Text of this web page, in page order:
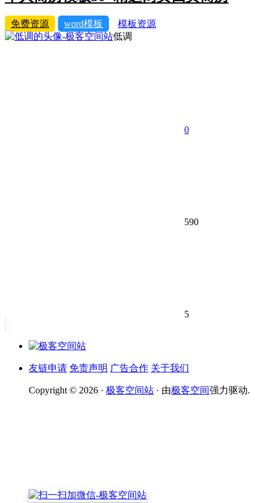
免费资源 word模板
模板资源
低调
0
590
5
友链申请 免责声明 广告合作 关于我们
Copyright © 2026 · 极客空间站 · 由极客空间强力驱动.